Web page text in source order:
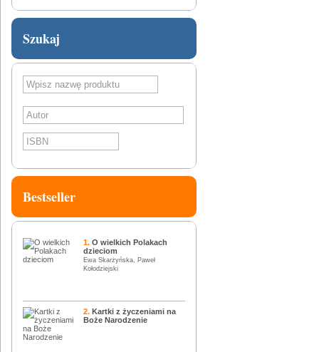
Szukaj
Bestseller
1. O wielkich Polakach
dzieciom
Ewa Skarżyńska, Paweł
Kołodziejski
2. Kartki z życzeniami na
Boże Narodzenie